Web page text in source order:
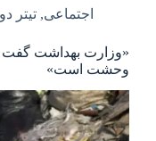
اجتماعی, تیتر دو
«وزارت بهداشت گفت
وحشت است»